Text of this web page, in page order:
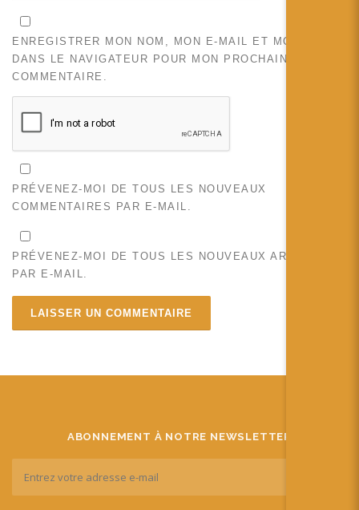
ENREGISTRER MON NOM, MON E-MAIL ET MON SITE
DANS LE NAVIGATEUR POUR MON PROCHAIN
COMMENTAIRE.
PRÉVENEZ-MOI DE TOUS LES NOUVEAUX
COMMENTAIRES PAR E-MAIL.
PRÉVENEZ-MOI DE TOUS LES NOUVEAUX ARTICLES
PAR E-MAIL.
ABONNEMENT À NOTRE NEWSLETTER